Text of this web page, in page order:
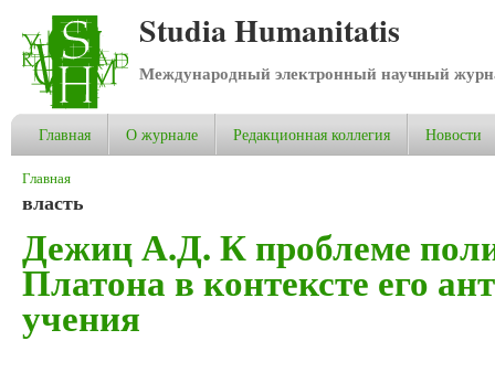
Studia Humanitatis
Международный электронный научный
Главная О журнале Редакционная коллегия Новости
Вы здесь
Главная
власть
Дежиц А.Д. К проблеме
Платона в контексте его
учения